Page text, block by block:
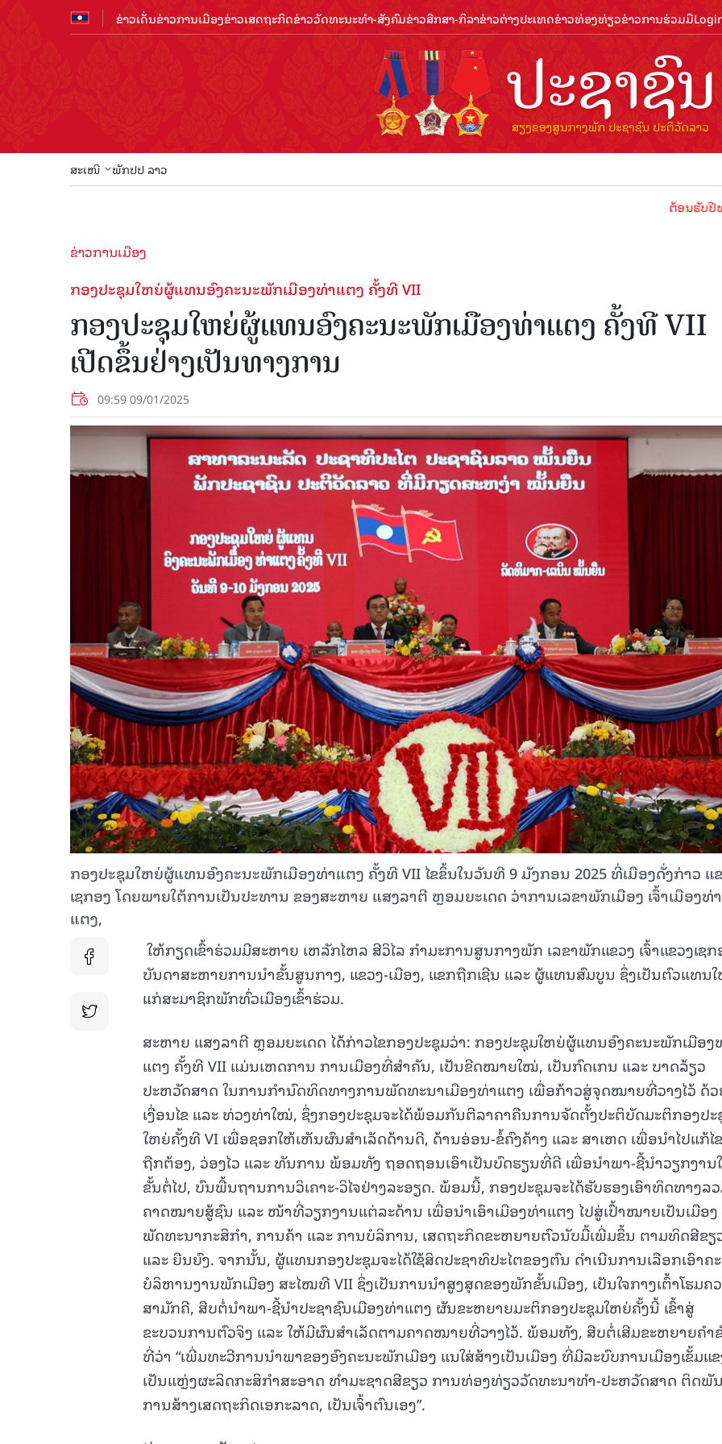
ຂ່າວເດັ່ນຂ່າວການເມືອງຂ່າວເສດຖະກິດຂ່າວວັດທະນະທຳ-ສັງຄົມຂ່າວສືກສາ-ກິລາຂ່າວຕ່າງປະເທດຂ່າວທ່ອງທ່ຽວຂ່າວການຮ່ວມມື
ສະເໜີ ພັກປປ ລາວ
ຕ້ອນຮັບປີທ່ອງທ່ຽ
ຂ່າວການເມືອງ
ກອງປະຊຸມໃຫຍ່ຜູ້ແທນອົງຄະນະພັກເມືອງທ່າແຕງ ຄັ້ງທີ VII
ກອງປະຊຸມໃຫຍ່ຜູ້ແທນອົງຄະນະພັກເມືອງທ່າແຕງ ຄັ້ງທີ VII
ເປີດຂຶ້ນຢ່າງເປັນທາງການ
09:59 09/01/2025
ກອງປະຊຸມໃຫຍ່ຜູ້ແທນອົງຄະນະພັກເມືອງທ່າແຕງ ຄັ້ງທີ VII ໄຂຂຶ້ນໃນວັນທີ 9 ມັງກອນ 2025 ທີ່ເມືອງດັ່ງກ່າວ ແ
ເຊກອງ ໂດຍພາຍໃຕ້ການເປັນປະທານ ຂອງສະຫາຍ ແສງລາຕີ ຫຼອມຍະເດດ ວ່າການເລຂາພັກເມືອງ ເຈົ້າເມືອງທ່າ
ແຕງ,
ໃຫ້ກຽດເຂົ້າຮ່ວມມີສະຫາຍ ເຫລັກໄຫລ ສີວິໄລ ກໍາມະການສູນກາງພັກ ເລຂາພັກແຂວງ ເຈົ້າແຂວງເຊກ
ບັນດາສະຫາຍການນໍາຂັ້ນສູນກາງ, ແຂວງ-ເມືອງ, ແຂກຖືກເຊີນ ແລະ ຜູ້ແທນສົມບູນ ຊຶ່ງເປັນຕົວແທນ
ແກ່ສະມາຊິກພັກທົ່ວເມືອງເຂົ້າຮ່ວມ.
ສະຫາຍ ແສງລາຕີ ຫຼອມຍະເດດ ໄດ້ກ່າວໄຂກອງປະຊຸມວ່າ: ກອງປະຊຸມໃຫຍ່ຜູ້ແທນອົງຄະນະພັກເມືອງ
ແຕງ ຄັ້ງທີ VII ແມ່ນເຫດການ ການເມືອງທີ່ສໍາຄັນ, ເປັນຂີດໝາຍໃໝ່, ເປັນກົດເກນ ແລະ ບາດລ້ຽວ
ປະຫວັດສາດ ໃນການກໍານົດທິດທາງການພັດທະນາເມືອງທ່າແຕງ ເພື່ອກ້າວສູ່ຈຸດໝາຍທີ່ວາງໄວ້ ດ້
ເງື່ອນໄຂ ແລະ ທ່ວງທ່າໃໝ່, ຊຶ່ງກອງປະຊຸມຈະໄດ້ພ້ອມກັນຕີລາຄາຄືນການຈັດຕັ້ງປະຕິບັດມະຕິກອງປະ
ໃຫຍ່ຄັ້ງທີ VI ເພື່ອຊອກໃຫ້ເຫັນຜົນສໍາເລັດດ້ານດີ, ດ້ານອ່ອນ-ຂໍ້ຄົງຄ້າງ ແລະ ສາເຫດ ເພື່ອນໍາໄປແກ້ໄ
ຖືກຕ້ອງ, ວ່ອງໄວ ແລະ ທັນການ ພ້ອມທັງ ຖອດຖອນເອົາເປັນບົດຮຽນທີ່ດີ ເພື່ອນໍາພາ-ຊີ້ນໍາວຽກງານ
ຂັ້ນຕໍ່ໄປ, ບົນພື້ນຖານການວິເຄາະ-ວິໄຈຢ່າງລະອຽດ. ພ້ອມນີ້, ກອງປະຊຸມຈະໄດ້ຮັບຮອງເອົາທິດທາງລ
ຄາດໝາຍສູ້ຊົນ ແລະ ໜ້າທີ່ວຽກງານແຕ່ລະດ້ານ ເພື່ອນໍາເອົາເມືອງທ່າແຕງ ໄປສູ່ເປົ້າໝາຍເປັນເມືອງ
ພັດທະນາກະສິກໍາ, ການຄ້າ ແລະ ການບໍລິການ, ເສດຖະກິດຂະຫຍາຍຕົວນັບມື້ເພີ່ມຂຶ້ນ ຕາມທິດສີຂຽ
ແລະ ຍືນຍົງ. ຈາກນັ້ນ, ຜູ້ແທນກອງປະຊຸມຈະໄດ້ໃຊ້ສິດປະຊາທິປະໄຕຂອງຕົນ ດໍາເນີນການເລືອກເອົາຄ
ບໍລິຫານງານພັກເມືອງ ສະໄໝທີ VII ຊຶ່ງເປັນການນໍາສູງສຸດຂອງພັກຂັ້ນເມືອງ, ເປັນໃຈກາງເຕົ້າໂຮມຄ
ສາມັກຄີ, ສືບຕໍ່ນໍາພາ-ຊີ້ນໍາປະຊາຊົນເມືອງທ່າແຕງ ຜັນຂະຫຍາຍມະຕິກອງປະຊຸມໃຫຍ່ຄັ້ງນີ້ ເຂົ້າສູ່
ຂະບວນການຕົວຈິງ ແລະ ໃຫ້ມີຜົນສໍາເລັດຕາມຄາດໝາຍທີ່ວາງໄວ້. ພ້ອມທັງ, ສືບຕໍ່ເສີມຂະຫຍາຍຄໍາ
ທີ່ວ່າ “ເພີ່ມທະວີການນຳພາຂອງອົງຄະນະພັກເມືອງ ແນໃສ່ສ້າງເປັນເມືອງ ທີ່ມີລະບົບການເມືອງເຂັ້ມແ
ເປັນແຫຼ່ງຜະລິດກະສິກໍາສະອາດ ທໍາມະຊາດສີຂຽວ ການທ່ອງທ່ຽວວັດທະນາທໍາ-ປະຫວັດສາດ ຕິດພັ
ການສ້າງເສດຖະກິດເອກະລາດ, ເປັນເຈົ້າຕົນເອງ”.
15.040(07-08-